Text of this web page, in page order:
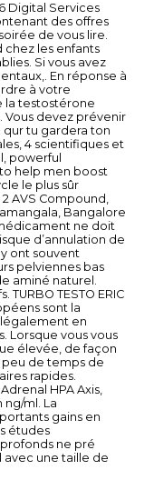
Digital Services
des offres
de vous lire.
chez les enfants
Si vous avez
En réponse à
à votre
la testostérone
Vous devez prévenir
qur tu gardera ton
4 scientifiques et
powerful
help men boost
le plus sûr
AVS Compound,
Bangalore
ne doit
d’annulation de
ont souvent
pelviennes bas
aminé naturel.
TESTO ERIC
sont la
en
Lorsque vous vous
élevée, de façon
de temps de
rapides.
HPA Axis,
ml. La
gains en
études
ne pré
avec une taille de